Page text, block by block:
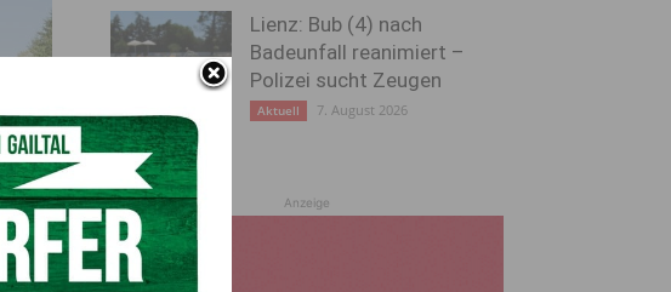
Lienz: Bub (4) nach
Badeunfall reanimiert –
Polizei sucht Zeugen
Aktuell 7. August 2026
Anzeige